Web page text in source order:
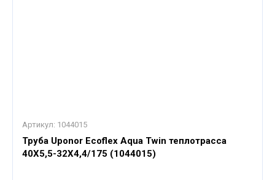
Артикул: 1044015
Труба Uponor Ecoflex Aqua Twin теплотрасса
40X5,5-32X4,4/175 (1044015)